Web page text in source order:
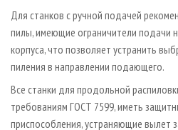
Для станков с ручной подачей
пилы, имеющие ограничители подачи
корпуса, что позволяет устранить
пиления в направлении подающего.
Все станки для продольной
требованиям ГОСТ 7599, иметь
приспособления, устраняющие вылет